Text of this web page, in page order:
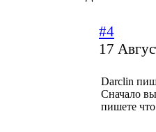
#4
17
Darclin
Сначало
пишете